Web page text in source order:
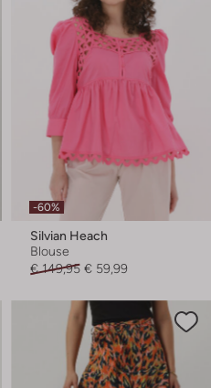
-60%
Silvian Heach
Blouse
€ 149,95 € 59,99